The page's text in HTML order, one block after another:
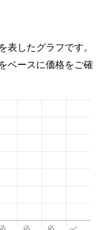
したグラフです。
ベースに価格をご確